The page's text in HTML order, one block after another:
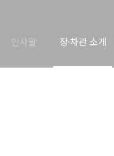
인사말 장·차관 소개